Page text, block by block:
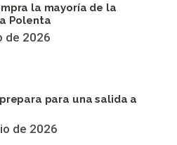
la mayoría de la
Polenta
de 2026
para una salida a
de 2026